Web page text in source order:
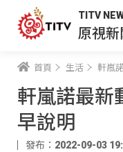
TITV
原視
首頁 生活 軒嵐
軒嵐諾最新
早說明
發布：2022-09-03